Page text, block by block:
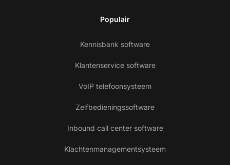
Populair
Kennisbank software
Klantenservice software
VoIP telefoonsysteem
Zelfbedieningssoftware
Inbound call center software
Klachtenmanagementsysteem